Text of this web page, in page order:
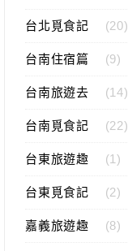
台北覓食記 (20)
台南住宿篇 (9)
台南旅遊去 (14)
台南覓食記 (22)
台東旅遊趣 (1)
台東覓食記 (2)
嘉義旅遊趣 (8)